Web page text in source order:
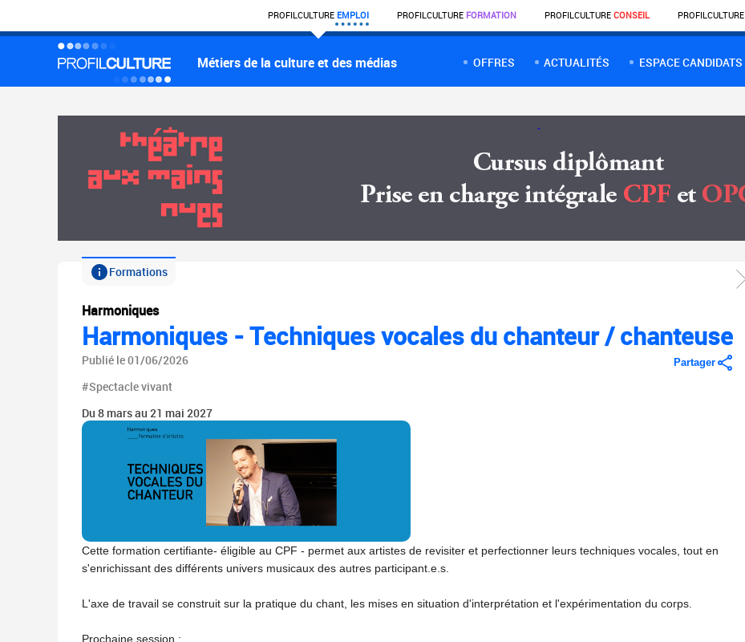
PROFILCULTURE EMPLOI PROFILCULTURE FORMATION PROFILCULTURE CONSEIL PROFILCULTURE
Métiers de la culture et des médias OFFRES ACTUALITÉS ESPACE CANDIDATS
Formations
Harmoniques
Harmoniques - Techniques vocales du chanteur / chanteuse
Publié le 01/06/2026
#Spectacle vivant
Partager
Du 8 mars au 21 mai 2027
Cette formation certifiante- éligible au CPF - permet aux artistes de revisiter et perfectionner leurs techniques vocales, tout en
s'enrichissant des différents univers musicaux des autres participant.e.s.
L'axe de travail se construit sur la pratique du chant, les mises en situation d'interprétation et l'expérimentation du corps.
Prochaine session :